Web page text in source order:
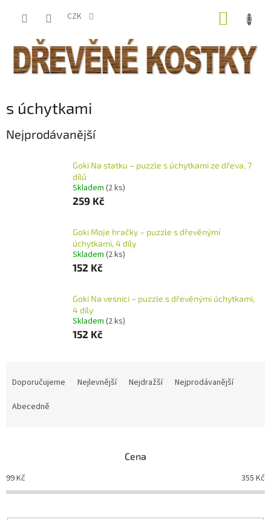
CZK
s úchytkami
Nejprodávanější
Goki Na statku – puzzle s úchytkami ze dřeva, 7
dílů
Skladem (2 ks)
259 Kč
Goki Moje hračky – puzzle s dřevěnými
úchytkami, 4 díly
Skladem (2 ks)
152 Kč
Goki Na vesnici – puzzle s dřevěnými úchytkami,
4 díly
Skladem (2 ks)
152 Kč
o
d
k
Doporučujeme Nejlevnější Nejdražší
Nejprodávanější
Abecedně
Cena
99Kč 355 Kč